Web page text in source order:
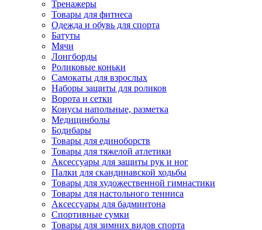
Тренажеры
Товары для фитнеса
Одежда и обувь для спорта
Батуты
Мячи
Лонгборды
Роликовые коньки
Самокаты для взрослых
Наборы защиты для роликов
Ворота и сетки
Конусы напольные, разметка
Медицинболы
Бодибары
Товары для единоборств
Товары для тяжелой атлетики
Аксессуары для защиты рук и ног
Палки для скандинавской ходьбы
Товары для художественной гимнастики
Товары для настольного тенниса
Аксессуары для бадминтона
Спортивные сумки
Товары для зимних видов спорта